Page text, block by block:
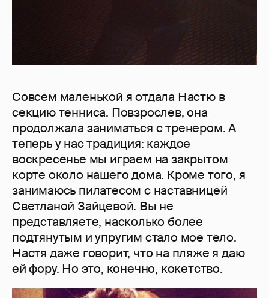
Совсем маленькой я отдала Настю в
секцию тенниса. Повзрослев, она
продолжала заниматься с тренером. А
теперь у нас традиция: каждое
воскресенье мы играем на закрытом
корте около нашего дома. Кроме того, я
занимаюсь пилатесом с наставницей
Светланой Зайцевой. Вы не
представляете, насколько более
подтянутым и упругим стало мое тело.
Настя даже говорит, что на пляже я даю
ей фору. Но это, конечно, кокетство.